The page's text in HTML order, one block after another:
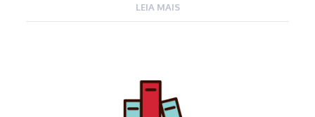
função de Coordenador Pedagógico da Educação
imprevistas. VI. Local: Auditório 1 da Unidade
Gestora Municipal de Educação –
LEIA MAIS